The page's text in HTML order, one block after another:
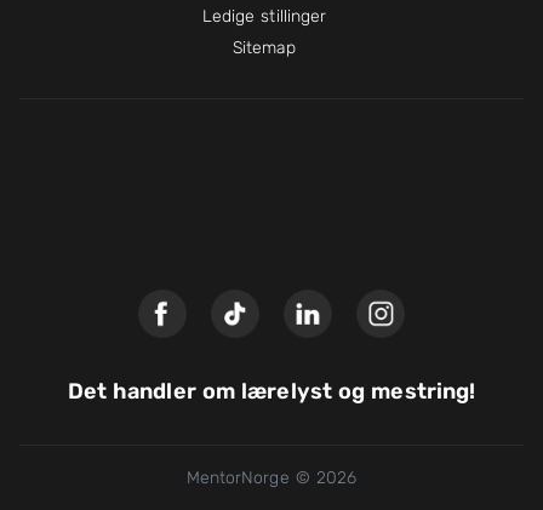
Ledige stillinger
Sitemap
Det handler om lærelyst og mestring!
MentorNorge © 2026